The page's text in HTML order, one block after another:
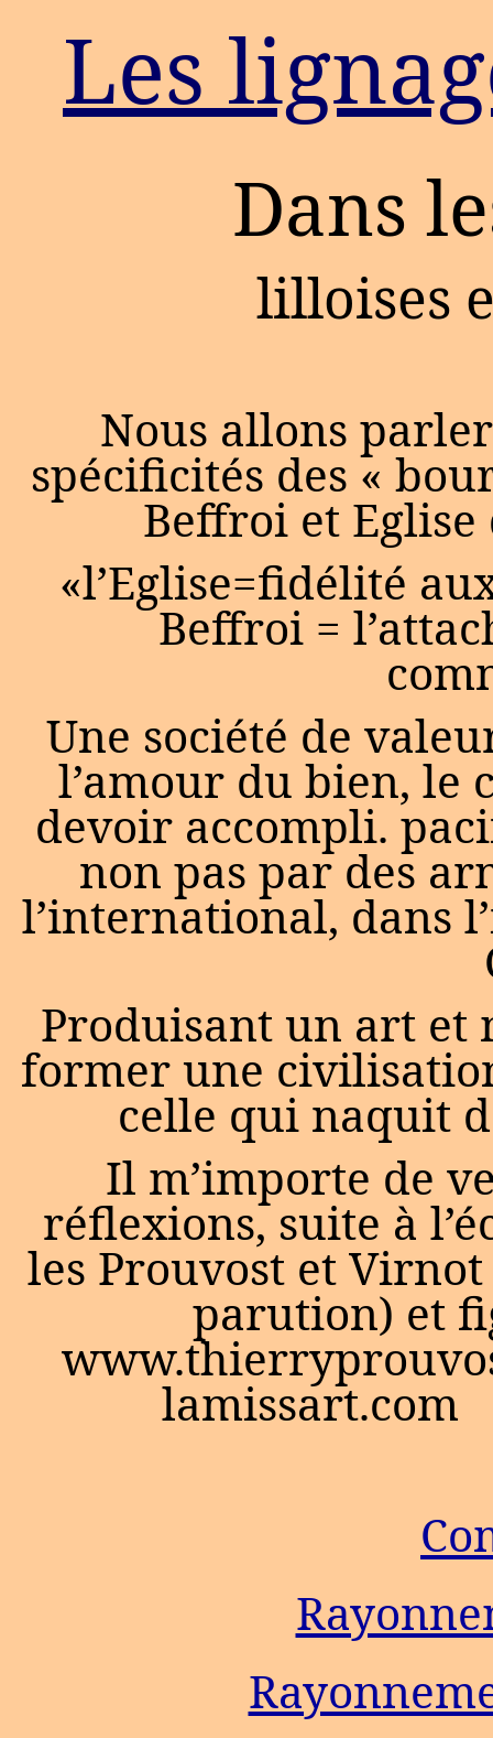
Les
Dans
lilloises
Nous allons
spécificités des «
Beffroi et Eglise
«l’Eglise=fidélité
Beffroi =
Une société de
l’amour du bien, le
devoir accompli.
non pas par des
l’international, dans
Produisant un art et
former une
celle qui naquit
Il m’importe de
réflexions, suite à
les Prouvost et
parution) et
lamissart.com